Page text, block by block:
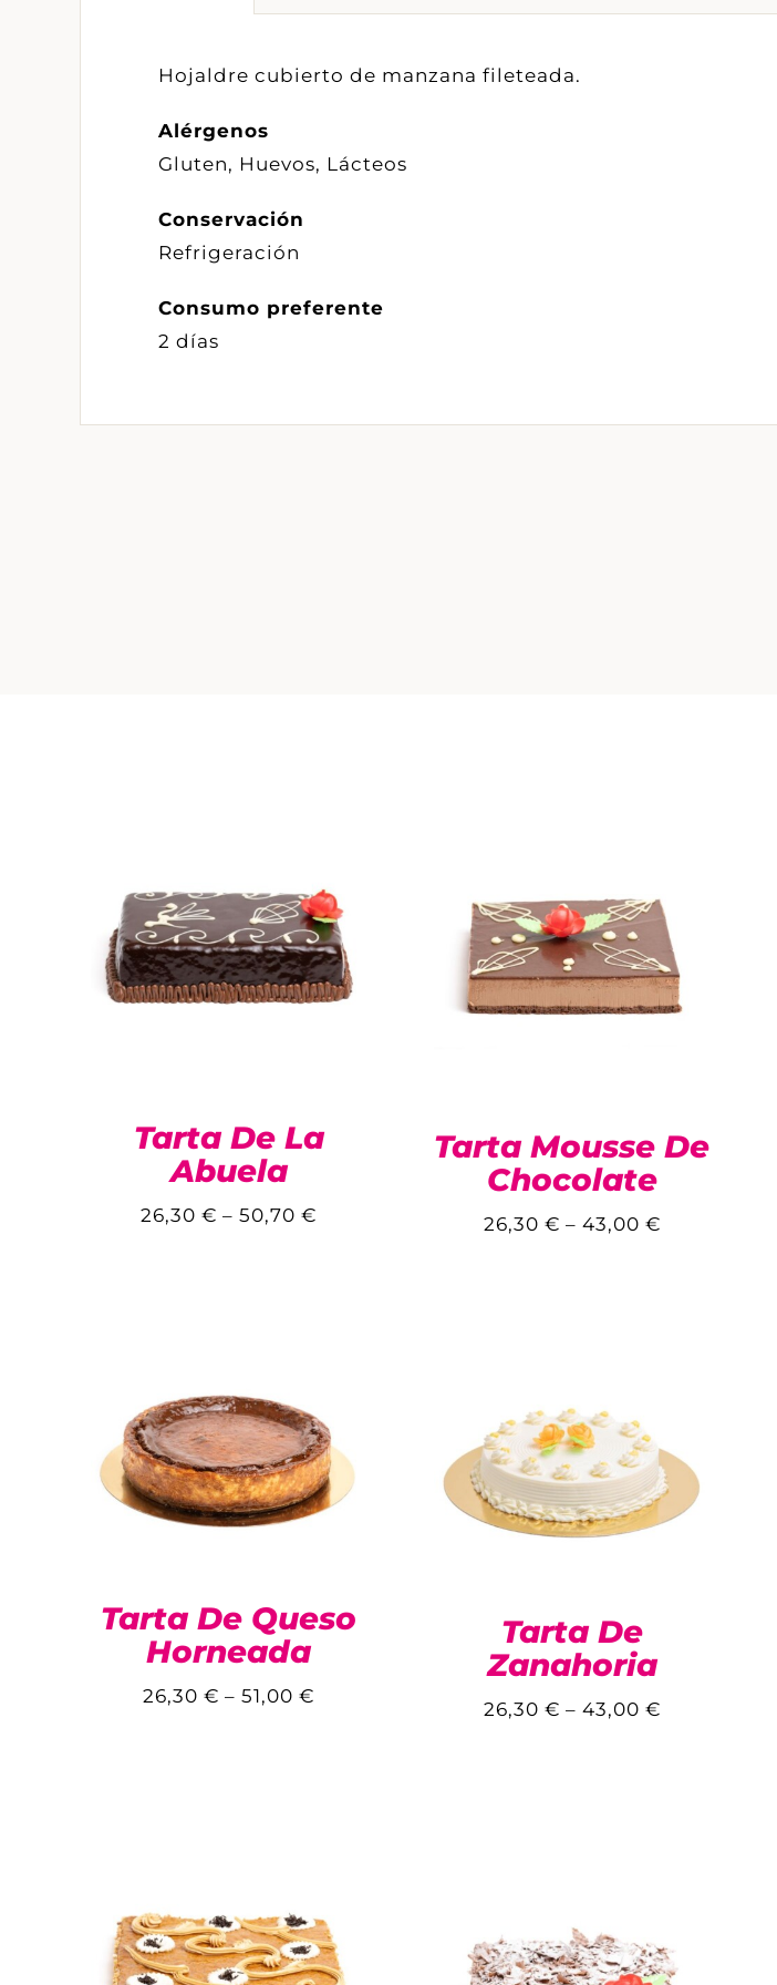
Hojaldre cubierto de manzana fileteada.
Alérgenos
Gluten, Huevos, Lácteos
Conservación
Refrigeración
Consumo preferente
2 días
Tarta De La
Abuela
26,30€ –50,70€
Tarta Mousse De
Chocolate
26,30 € – 43,00 €
Tarta De Queso
Horneada
26,30€ –51,00€
Tarta De
Zanahoria
26,30 € – 43,00 €